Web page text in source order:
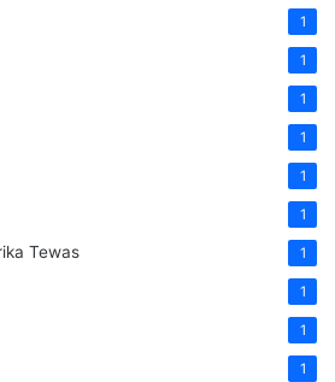
1
1
1
1
1
1
Tewas 1
1
1
1